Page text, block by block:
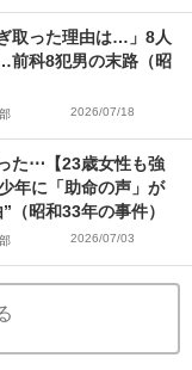
取った理由は…」8人
前科8犯男の末路（昭
2026/07/18
た⋯【23歳女性も強
年に「助命の声」が
（昭和33年の事件）
2026/07/03